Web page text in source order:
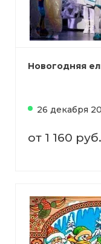
Новогодняя
26 декабря
от 1 160 руб.